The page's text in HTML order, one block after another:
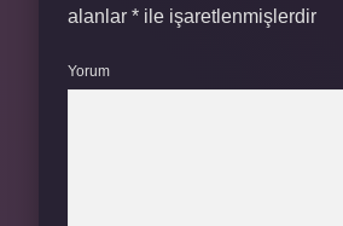
alanlar * ile işaretlenmişlerdir
Yorum